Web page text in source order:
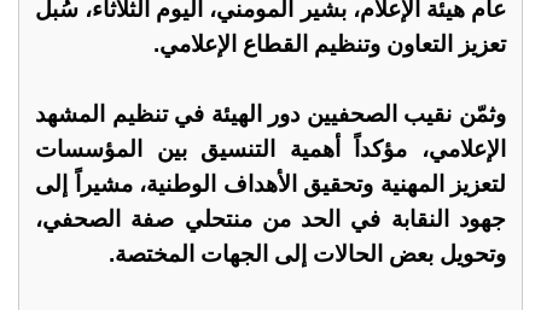
عام هيئة الإعلام، بشير المومني، اليوم الثلاثاء، سُبل
تعزيز التعاون وتنظيم القطاع الإعلامي.
وثمّن نقيب الصحفيين دور الهيئة في تنظيم المشهد
الإعلامي، مؤكداً أهمية التنسيق بين المؤسسات
لتعزيز المهنية وتحقيق الأهداف الوطنية، مشيراً إلى
جهود النقابة في الحد من منتحلي صفة الصحفي،
وتحويل بعض الحالات إلى الجهات المختصة.